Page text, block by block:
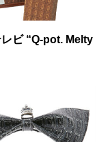
ビ “Q-pot. Melty